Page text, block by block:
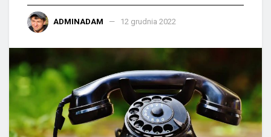
ADMINADAM 12 grudnia 2022